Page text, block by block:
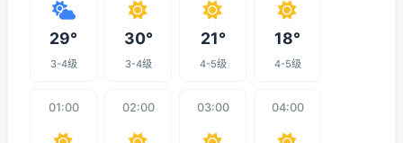
29°
3-4级
30°
3-4级
21°
4-5级
18°
4-5级
01:00 02:00 03:00 04:00